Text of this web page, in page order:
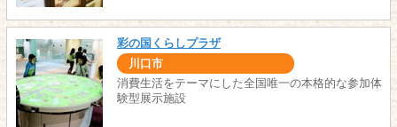
彩の国くらしプラザ
川口市
消費生活をテーマにした全国唯一の本格的な参加体
験型展示施設